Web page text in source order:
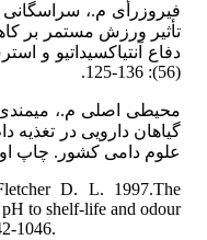
تأثیر ورزش مستمر بر
(56): 136-125.
گیاهان دارویی در
علوم دامی کشور. چاپ اول. 40-20 و
D. L. 1997.The
to shelf-life and odour
1046.